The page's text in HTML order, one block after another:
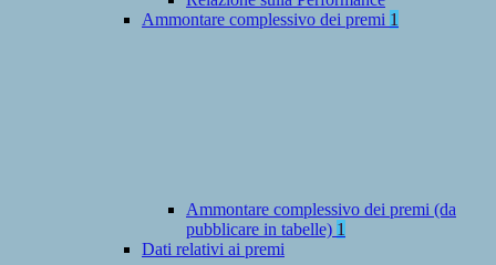
Ammontare complessivo dei premi 1
Ammontare complessivo dei premi (da
pubblicare in tabelle) 1
Dati relativi ai premi